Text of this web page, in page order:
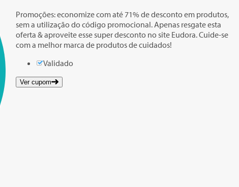
Promoções: economize com até 71% de desconto em produtos,
sem a utilização do código promocional. Apenas resgate esta
oferta & aproveite esse super desconto no site Eudora. Cuide-se
com a melhor marca de produtos de cuidados!
Validado
Ver cupom